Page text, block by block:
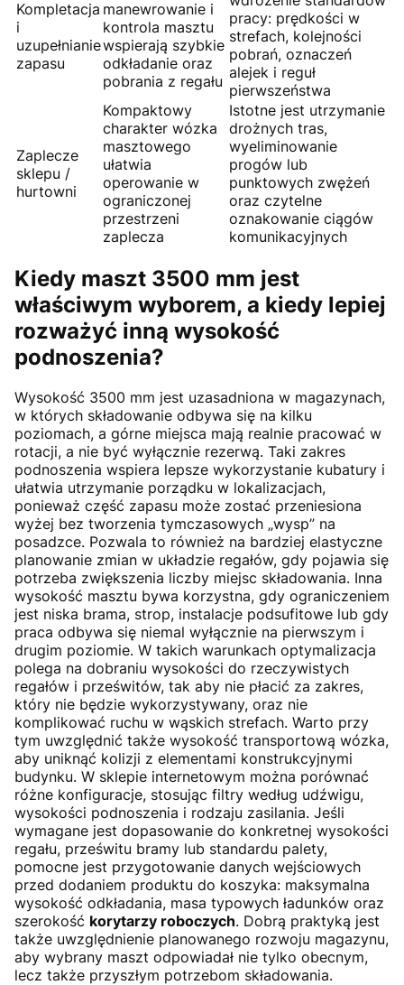
Kompletacja
i
uzupełnianie
zapasu
manewrowanie i
kontrola masztu
wspierają szybkie
odkładanie oraz
pobrania z regału
pracy: prędkości w
strefach, kolejności
pobrań, oznaczeń
alejek i reguł
pierwszeństwa
Zaplecze
sklepu /
hurtowni
Kompaktowy
charakter wózka
masztowego
ułatwia
operowanie w
ograniczonej
przestrzeni
zaplecza
Istotne jest utrzymanie
drożnych tras,
wyeliminowanie
progów lub
punktowych zwężeń
oraz czytelne
oznakowanie ciągów
komunikacyjnych
Kiedy maszt 3500 mm jest
właściwym wyborem, a kiedy lepiej
rozważyć inną wysokość
podnoszenia?
Wysokość 3500 mm jest uzasadniona w magazynach,
w których składowanie odbywa się na kilku
poziomach, a górne miejsca mają realnie pracować w
rotacji, a nie być wyłącznie rezerwą. Taki zakres
podnoszenia wspiera lepsze wykorzystanie kubatury i
ułatwia utrzymanie porządku w lokalizacjach,
ponieważ część zapasu może zostać przeniesiona
wyżej bez tworzenia tymczasowych „wysp” na
posadzce. Pozwala to również na bardziej elastyczne
planowanie zmian w układzie regałów, gdy pojawia się
potrzeba zwiększenia liczby miejsc składowania. Inna
wysokość masztu bywa korzystna, gdy ograniczeniem
jest niska brama, strop, instalacje podsufitowe lub gdy
praca odbywa się niemal wyłącznie na pierwszym i
drugim poziomie. W takich warunkach optymalizacja
polega na dobraniu wysokości do rzeczywistych
regałów i prześwitów, tak aby nie płacić za zakres,
który nie będzie wykorzystywany, oraz nie
komplikować ruchu w wąskich strefach. Warto przy
tym uwzględnić także wysokość transportową wózka,
aby uniknąć kolizji z elementami konstrukcyjnymi
budynku. W sklepie internetowym można porównać
różne konfiguracje, stosując filtry według udźwigu,
wysokości podnoszenia i rodzaju zasilania. Jeśli
wymagane jest dopasowanie do konkretnej wysokości
regału, prześwitu bramy lub standardu palety,
pomocne jest przygotowanie danych wejściowych
przed dodaniem produktu do koszyka: maksymalna
wysokość odkładania, masa typowych ładunków oraz
szerokość korytarzy roboczych. Dobrą praktyką jest
także uwzględnienie planowanego rozwoju magazynu,
aby wybrany maszt odpowiadał nie tylko obecnym,
lecz także przyszłym potrzebom składowania.